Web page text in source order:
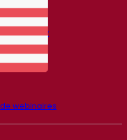
Academy
webinaires